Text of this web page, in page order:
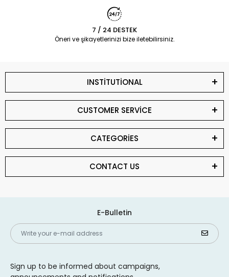
7 / 24 DESTEK
Öneri ve şikayetlerinizi bize iletebilirsiniz.
INSTİTUTİONAL
CUSTOMER SERVİCE
CATEGORİES
CONTACT US
E-Bulletin
Sign up to be informed about campaigns,